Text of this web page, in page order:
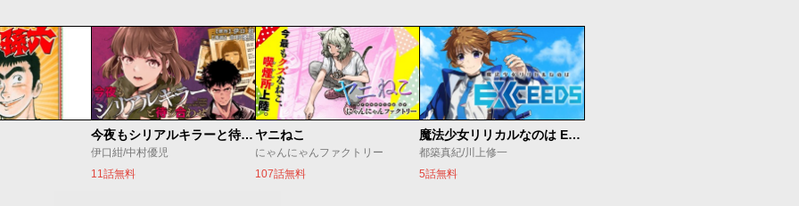
今夜もシリアルキラーと待ち合わせ
伊口紺/中村優児
11話無料
ヤニねこ
にゃんにゃんファクトリー
107話無料
魔法少女リリカルなのは EXCEEDS
都築真紀/川上修一
5話無料